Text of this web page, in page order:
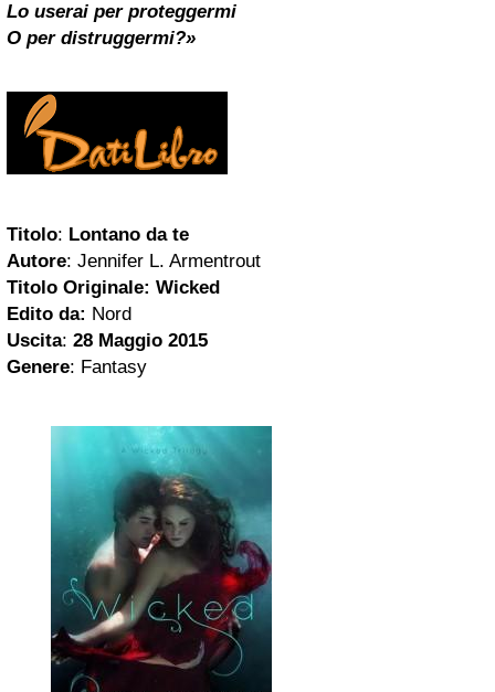
Lo userai per proteggermi
O per distruggermi?»
Titolo: Lontano da te
Autore: Jennifer L. Armentrout
Titolo Originale: Wicked
Edito da: Nord
Uscita: 28 Maggio 2015
Genere: Fantasy